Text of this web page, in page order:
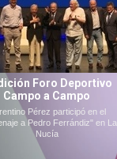
Foro Deportivo
Campo a Campo
Pérez participó en el
a Pedro Ferrándiz" en La
Nucía